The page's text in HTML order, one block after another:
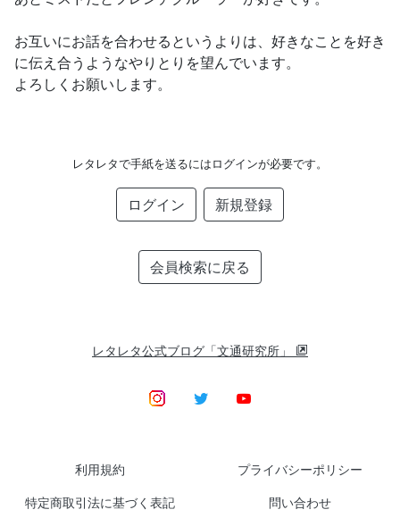
お互いにお話を合わせるというよりは、好きなことを好き
に伝え合うようなやりとりを望んでいます。
よろしくお願いします。
レタレタで手紙を送るにはログインが必要です。
ログイン 新規登録
会員検索に戻る
レタレタ公式ブログ「文通研究所」
利用規約 プライバシーポリシー
特定商取引法に基づく表記 問い合わせ